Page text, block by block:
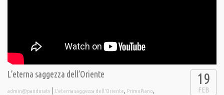
L’eterna saggezza dell’Oriente
admin@pandoratv | L'eterna saggezza dell'Oriente, PrimoPiano,
19
FEB